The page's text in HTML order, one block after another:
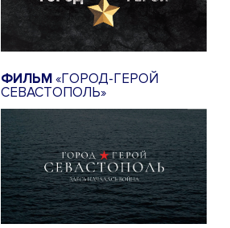
ФИЛЬМ«ГОРОД-ГЕРОЙ
СЕВАСТОПОЛЬ»